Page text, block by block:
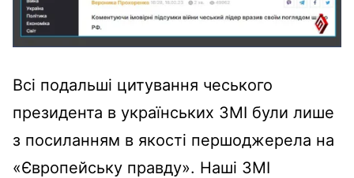
Всі подальші цитування чеського
президента в українських ЗМІ були лише
з посиланням в якості першоджерела на
«Європейську правду». Наші ЗМІ